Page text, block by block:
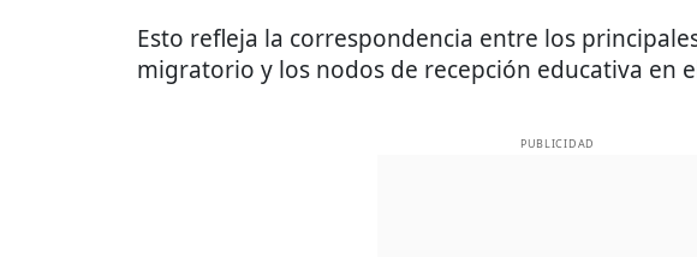
Esto refleja la correspondencia entre los
migratorio y los nodos de recepción educativa en
PUBLICIDAD